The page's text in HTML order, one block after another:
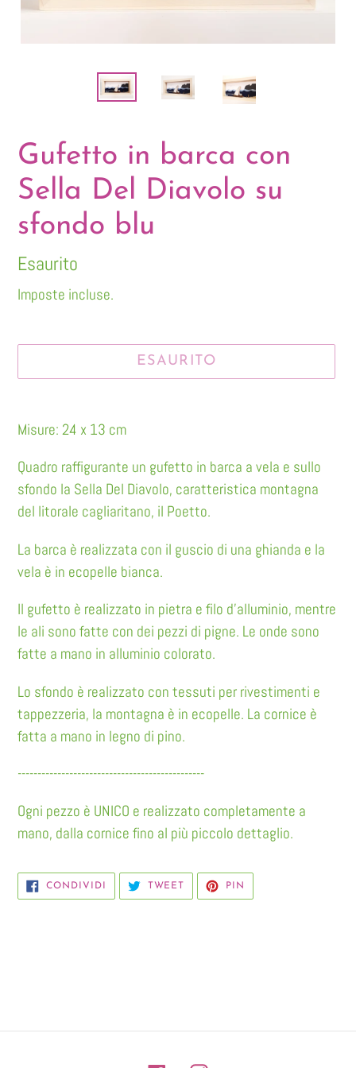
Gufetto in barca con
Sella Del Diavolo su
sfondo blu
Disponibilità
Esaurito
Imposte incluse.
ESAURITO
del
nel
carrello
Misure: 24 x 13 cm
Quadro raffigurante un gufetto in barca a vela e sullo
sfondo la Sella Del Diavolo, caratteristica montagna
del litorale cagliaritano, il Poetto.
La barca è realizzata con il guscio di una ghianda e la
vela è in ecopelle bianca.
Il gufetto è realizzato in pietra e filo d'alluminio, mentre
le ali sono fatte con dei pezzi di pigne. Le onde sono
fatte a mano in alluminio colorato.
Lo sfondo è realizzato con tessuti per rivestimenti e
tappezzeria, la montagna è in ecopelle. La cornice è
fatta a mano in legno di pino.
-----------------------------------------------
Ogni pezzo è UNICO e realizzato completamente a
mano, dalla cornice fino al più piccolo dettaglio.
CONDIVIDI CONDIVIDITWEET
TWITTA
PIN